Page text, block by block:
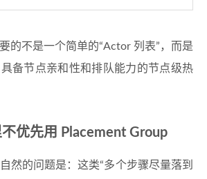
的不是一个简单的“Actor 列表”，而是
备节点亲和性和排队能力的节点级热
优先用 Placement Group
然的问题是：这类“多个步骤尽量落到